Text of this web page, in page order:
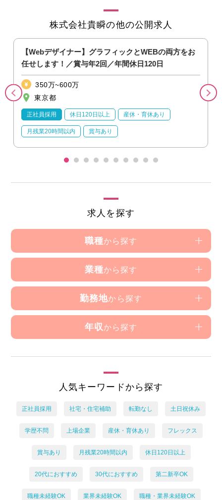
株式会社貴瞬の他の公開求人
【Webデザイナー】グラフィックとWEBの両方をお
任せします！／賞与年2回／年間休日120日
350万~600万
東京都
正社員採用 休日120日以上 産休・育休あり
月残業20時間以内 賞与あり
求人を探す
職種から探す
業種から探す
勤務地から探す
年収 から探す
人気キーワードから探す
正社員採用 社宅・住宅補助 転勤なし 土日祝休み
学歴不問 上場企業 産休・育休あり フレックス
賞与あり 月残業20時間以内 休日120日以上
20代におすすめ 30代におすすめ 第二新卒OK
職種未経験OK 業界未経験OK 職種・業界未経験OK